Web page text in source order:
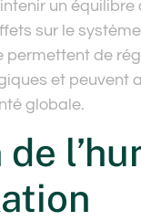
un équilibre
sur le système
de
et peuvent
globale.